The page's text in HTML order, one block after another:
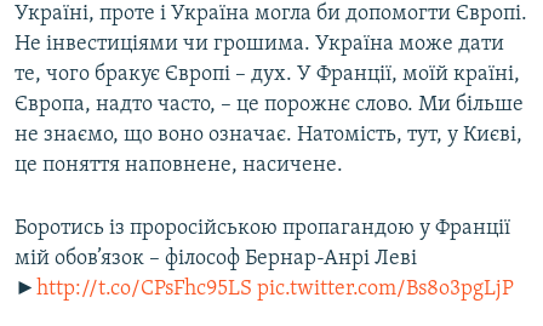
Україні, проте і Україна могла би допомогти Європі.
Не інвестиціями чи грошима. Україна може дати
те, чого бракує Європі – дух. У Франції, моїй країні,
Європа, надто часто, – це порожнє слово. Ми більше
не знаємо, що воно означає. Натомість, тут, у Києві,
це поняття наповнене, насичене.
Боротись із проросійською пропагандою у Франції
мій обов’язок – філософ Бернар-Анрі Леві
► http://t.co/CPsFhc95LS pic.twitter.com/Bs8o3pgLjP